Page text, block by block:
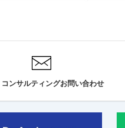
ンサルティングお問い合わせ